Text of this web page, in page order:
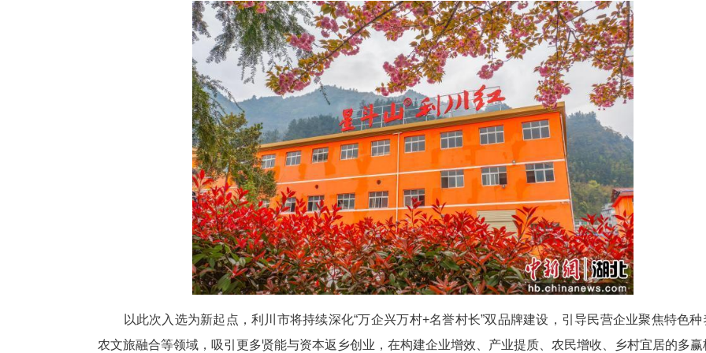
在利益联结上，“名誉村长”普遍探索出“租金+薪金+股金+分红”等多元收益组合模
收购、入股共建等方式，将农户深度融入产业链。谢文英创新“三金模式”，带动500
龙祥云建成3.8万亩大黄GAP种植基地，带动3600余户药农增收；张宗铭建设中药材
精产业向精深加工延伸；胡磊建成华中首家鲜花“盒马村”，助力合力村获评省级
长”关联企业累计提供固定岗位1200余个、季节性用工3000余个，投入超2000万元
统战聚力，构建村企共建工作体系
项目的出彩，离不开全市统战系统的统筹发力。利川市构建起“上下联动、政企